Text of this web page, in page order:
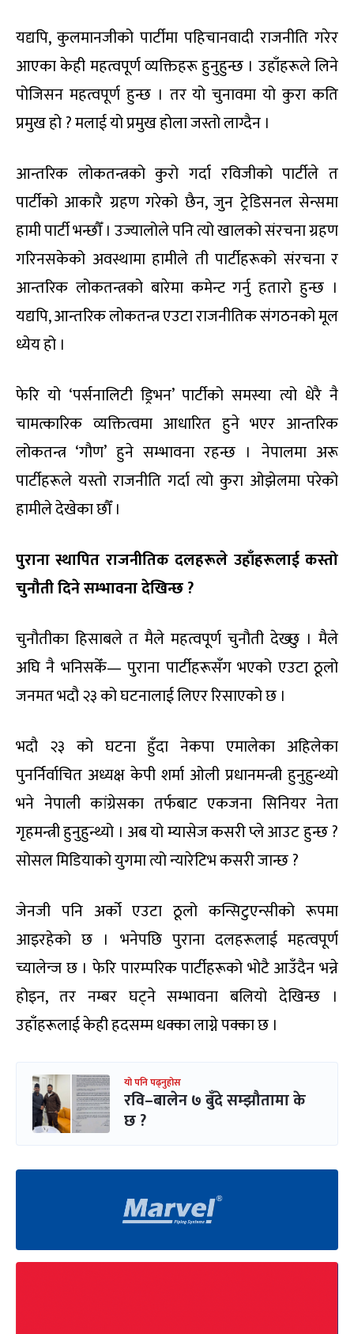
यद्यपि, कुलमानजीको पार्टीमा पहिचानवादी राजनीति गरेर
आएका केही महत्वपूर्ण व्यक्तिहरू हुनुहुन्छ । उहाँहरूले लिने
पोजिसन महत्वपूर्ण हुन्छ । तर यो चुनावमा यो कुरा कति
प्रमुख हो ? मलाई यो प्रमुख होला जस्तो लाग्दैन ।
आन्तरिक लोकतन्त्रको कुरो गर्दा रविजीको पार्टीले त
पार्टीको आकारै ग्रहण गरेको छैन, जुन ट्रेडिसनल सेन्समा
हामी पार्टी भन्छौँ । उज्यालोले पनि त्यो खालको संरचना ग्रहण
गरिनसकेको अवस्थामा हामीले ती पार्टीहरूको संरचना र
आन्तरिक लोकतन्त्रको बारेमा कमेन्ट गर्नु हतारो हुन्छ ।
यद्यपि, आन्तरिक लोकतन्त्र एउटा राजनीतिक संगठनको मूल
ध्येय हो ।
फेरि यो ‘पर्सनालिटी ड्रिभन’ पार्टीको समस्या त्यो धेरै नै
चामत्कारिक व्यक्तित्वमा आधारित हुने भएर आन्तरिक
लोकतन्त्र ‘गौण’ हुने सम्भावना रहन्छ । नेपालमा अरू
पार्टीहरूले यस्तो राजनीति गर्दा त्यो कुरा ओझेलमा परेको
हामीले देखेका छौँ ।
पुराना स्थापित राजनीतिक दलहरूले उहाँहरूलाई कस्तो
चुनौती दिने सम्भावना देखिन्छ ?
चुनौतीका हिसाबले त मैले महत्वपूर्ण चुनौती देख्छु । मैले
अघि नै भनिसकेँ— पुराना पार्टीहरूसँग भएको एउटा ठूलो
जनमत भदौ २३ को घटनालाई लिएर रिसाएको छ ।
भदौ २३ को घटना हुँदा नेकपा एमालेका अहिलेका
पुनर्निर्वाचित अध्यक्ष केपी शर्मा ओली प्रधानमन्त्री हुनुहुन्थ्यो
भने नेपाली कांग्रेसका तर्फबाट एकजना सिनियर नेता
गृहमन्त्री हुनुहुन्थ्यो । अब यो म्यासेज कसरी प्ले आउट हुन्छ ?
सोसल मिडियाको युगमा त्यो न्यारेटिभ कसरी जान्छ ?
जेनजी पनि अर्को एउटा ठूलो कन्सिटुएन्सीको रूपमा
आइरहेको छ । भनेपछि पुराना दलहरूलाई महत्वपूर्ण
च्यालेन्ज छ । फेरि पारम्परिक पार्टीहरूको भोटै आउँदैन भन्ने
होइन, तर नम्बर घट्ने सम्भावना बलियो देखिन्छ ।
उहाँहरूलाई केही हदसम्म धक्का लाग्ने पक्का छ ।
यो पनि पढ्नुहोस
रवि–बालेन ७ बुँदे सम्झौतामा के
छ ?